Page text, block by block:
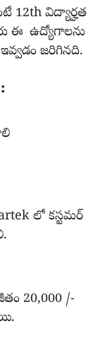
12th విద్యార్హత
ఈ ఉద్యోగాలను
ఇవ్వడం జరిగినది.
లో కస్టమర్
20,000 /-